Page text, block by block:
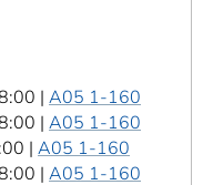
| A05 1-160
| A05 1-160
| A05 1-160
| A05 1-160